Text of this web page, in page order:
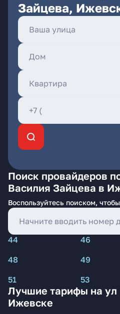
Зайцева,
Поиск провайдеров
Василия Зайцева в
Воспользуйтесь поиском,
44 46
48
49
51
53
Лучшие тарифы на ул
Ижевске